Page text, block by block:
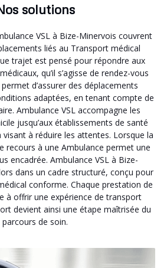
solutions
VSL à Bize-Minervois couvrent
liés au Transport médical
trajet est pensé pour répondre aux
qu’il s’agisse de rendez-vous
d’assurer des déplacements
adaptées, en tenant compte de
Ambulance VSL accompagne les
jusqu’aux établissements de santé
à réduire les attentes. Lorsque la
recours à une Ambulance permet une
encadrée. Ambulance VSL à Bize-
dans un cadre structuré, conçu pour
conforme. Chaque prestation de
à offrir une expérience de transport
devient ainsi une étape maîtrisée du
parcours de soin.